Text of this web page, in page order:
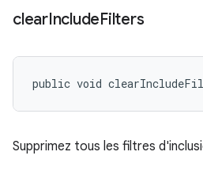
clearIncludeFilters
public void
Supprimez tous les filtres